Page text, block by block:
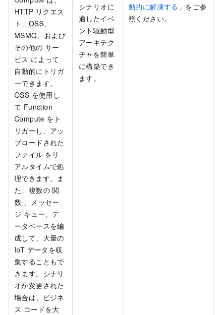
HTTP リクエス
ト、OSS、
MSMQ、および
その他の サー
ビス によって
自動的にトリガ
ーできます。
OSS を使用し
て Function
Compute をト
リガーし、アッ
プロードされた
ファイル をリ
アルタイムで処
理できます。ま
た、複数の 関
数 、メッセー
ジ キュー、デ
ータベースを編
成して、大量の
IoT データを収
集することもで
きます。シナリ
オが変更された
場合は、ビジネ
ス コードを大
シナリオに
適したイベ
ント駆動型
アーキテク
チャを簡単
に構築でき
ます。
動的に解凍する 」をご参
照ください。